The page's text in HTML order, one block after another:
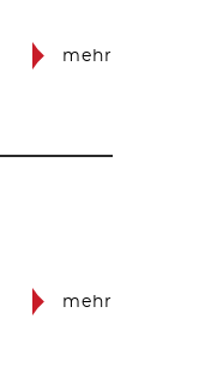
mehr
mehr